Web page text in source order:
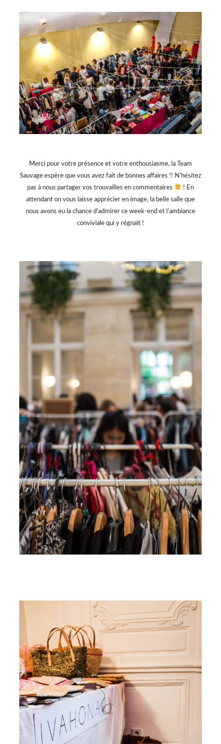
Merci pour votre présence et votre enthousiasme, la Team
Sauvage espère que vous avez fait de bonnes affaires !! N’hésitez
pas à nous partager vos trouvailles en commentaires
! En
attendant on vous laisse apprécier en image, la belle salle que
nous avons eu la chance d’admirer ce week-end et l’ambiance
conviviale qui y régnait !